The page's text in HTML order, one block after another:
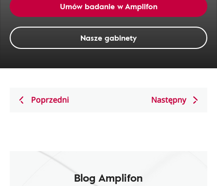
Umów badanie w Amplifon
Nasze gabinety
Poprzedni Następny
Blog Amplifon